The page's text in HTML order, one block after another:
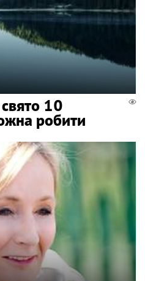
10
робити